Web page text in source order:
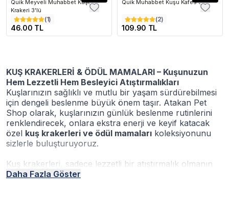
Quik Meyveli Muhabbet Kuşu
Krakeri 3'lü
(1)
46.00 TL
Quik Muhabbet Kuşu Kafes Seti
(2)
109.90 TL
KUŞ KRAKERLERİ & ÖDÜL MAMALARI – Kuşunuzun
Hem Lezzetli Hem Besleyici Atıştırmalıkları
Kuşlarınızın sağlıklı ve mutlu bir yaşam sürdürebilmesi
için dengeli beslenme büyük önem taşır. Atakan Pet
Shop olarak, kuşlarınızın günlük beslenme rutinlerini
renklendirecek, onlara ekstra enerji ve keyif katacak
özel kuş krakerleri ve ödül mamaları koleksiyonunu
sizlerle buluşturuyoruz.
Kuş krakerleri, sadece lezzetli bir atıştırmalık olmanın
ötesinde, kuşlarınızın fiziksel ve zihinsel sağlığına
Daha Fazla Göster